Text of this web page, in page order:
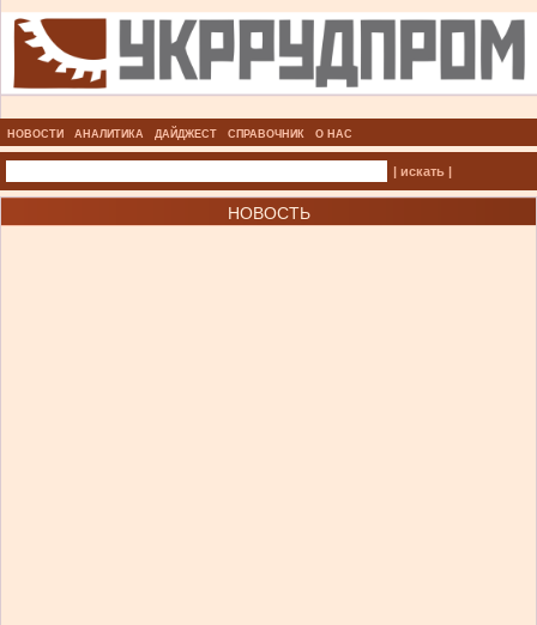
НОВОСТИ АНАЛИТИКА ДАЙДЖЕСТ СПРАВОЧНИК О НАС
| искать |
НОВОСТЬ